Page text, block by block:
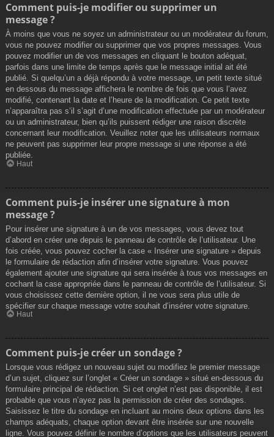
Comment puis-je modifier ou supprimer un
message ?
À moins que vous ne soyez un administrateur ou un modérateur du forum,
vous ne pouvez modifier ou supprimer que vos propres messages. Vous
pouvez modifier un de vos messages en cliquant le bouton adéquat,
parfois dans une limite de temps après que le message initial ait été
publié. Si quelqu’un a déjà répondu à votre message, un petit texte situé
en dessous du message affichera le nombre de fois que vous l’avez
modifié, contenant la date et l’heure de la modification. Ce petit texte
n’apparaîtra pas s’il s’agit d’une modification effectuée par un modérateur
ou un administrateur, bien qu’ils puissent rédiger une raison discrète
concernant leur modification. Veuillez noter que les utilisateurs normaux
ne peuvent pas supprimer leur propre message si une réponse a été
publiée.
Haut
Comment puis-je insérer une signature à mon
message ?
Pour insérer une signature à un de vos messages, vous devez tout
d’abord en créer une depuis le panneau de contrôle de l’utilisateur. Une
fois créée, vous pouvez cocher la case « Insérer une signature » depuis
le formulaire de rédaction afin d’insérer votre signature. Vous pouvez
également ajouter une signature qui sera insérée à tous vos messages en
cochant la case appropriée dans le panneau de contrôle de l’utilisateur. Si
vous choisissez cette dernière option, il ne vous sera plus utile de
spécifier sur chaque message votre souhait d’insérer votre signature.
Haut
Comment puis-je créer un sondage ?
Lorsque vous rédigez un nouveau sujet ou modifiez le premier message
d’un sujet, cliquez sur l’onglet « Créer un sondage » situé en-dessous du
formulaire principal de rédaction. Si cet onglet n’est pas disponible, il est
probable que vous n’ayez pas la permission de créer des sondages.
Saisissez le titre du sondage en incluant au moins deux options dans les
champs adéquats, chaque option devant être insérée sur une nouvelle
ligne. Vous pouvez définir le nombre d’options que les utilisateurs peuvent